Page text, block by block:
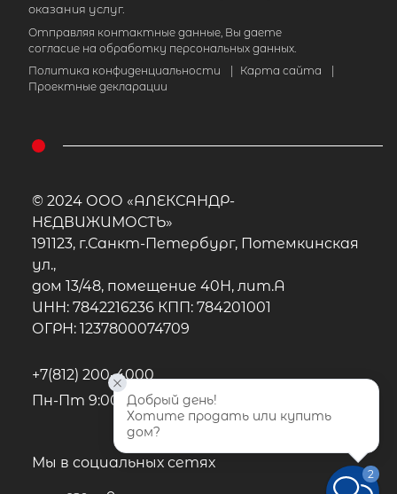
оказания услуг.
Отправляя контактные данные, Вы даете
согласие на обработку персональных данных.
Политика конфиденциальности
Карта сайта
Проектные декларации
© 2024 ООО «АЛЕКСАНДР-
НЕДВИЖИМОСТЬ»
191123, г.Санкт-Петербург, Потемкинская
ул.,
дом 13/48, помещение 40Н, лит.А
ИНН: 7842216236 КПП: 784201001
ОГРН: 1237800074709
+7(812) 200-4000
Пн-Пт 9:00 - 22:00, Сб-Вс 10:00-20:00
Мы в социальных сетях
2
Добрый день!
Хотите продать или купить
дом?